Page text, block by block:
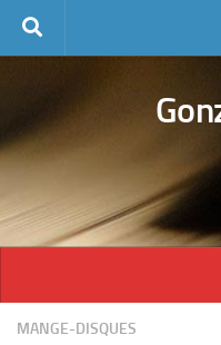
Skip to content
MANGE-DISQUES